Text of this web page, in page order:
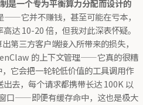
是一个专为平衡算力分配而设计的
——它并不赚钱，甚至可能在亏本，
达 10-20 倍，但我对此深表怀疑。
第三方客户端接入所带来的损失，
的上下文管理——它真的很糟
它会把一轮轮低价值的工具调用作
去，每个请求都携带长达 100K 以
口——即便有缓存命中，这也是极大